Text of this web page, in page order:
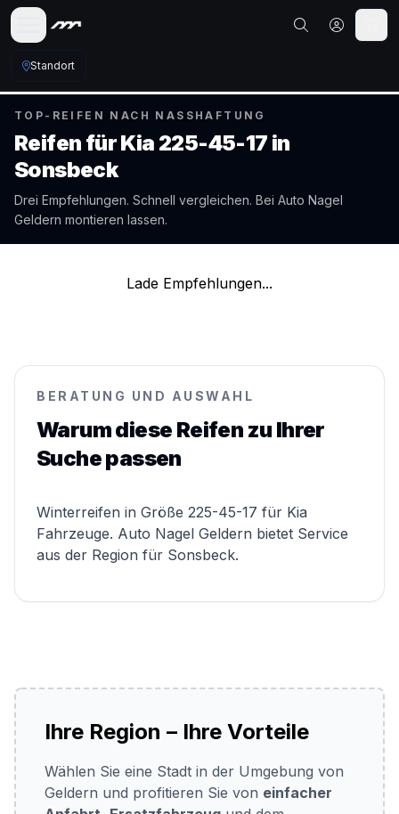
Standort
TOP-REIFEN NACH NASSHAFTUNG
Reifen fürKia 225-45-17 in
Sonsbeck
Drei Empfehlungen. Schnell vergleichen. Bei Auto Nagel
Geldern montieren lassen.
Lade Empfehlungen...
BERATUNG UND AUSWAHL
Warum diese Reifen zu Ihrer
Suche passen
Winterreifen in Größe 225-45-17 für Kia
Fahrzeuge. Auto Nagel Geldern bietet Service
aus der Region für Sonsbeck.
Ihre Region – Ihre Vorteile
Wählen Sie eine Stadt in der Umgebung von
Geldern und profitieren Sie von einfacher